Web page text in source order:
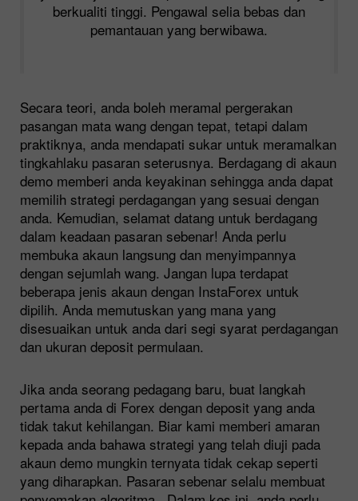
berkualiti tinggi. Pengawal selia bebas dan
pemantauan yang berwibawa.
Secara teori, anda boleh meramal pergerakan
pasangan mata wang dengan tepat, tetapi dalam
praktiknya, anda mendapati sukar untuk meramalkan
tingkahlaku pasaran seterusnya. Berdagang di akaun
demo memberi anda keyakinan sehingga anda dapat
memilih strategi perdagangan yang sesuai dengan
anda. Kemudian, selamat datang untuk berdagang
dalam keadaan pasaran sebenar! Anda perlu
membuka akaun langsung dan menyimpannya
dengan sejumlah wang. Jangan lupa terdapat
beberapa jenis akaun dengan InstaForex untuk
dipilih. Anda memutuskan yang mana yang
disesuaikan untuk anda dari segi syarat perdagangan
dan ukuran deposit permulaan.
Jika anda seorang pedagang baru, buat langkah
pertama anda di Forex dengan deposit yang anda
tidak takut kehilangan. Biar kami memberi amaran
kepada anda bahawa strategi yang telah diuji pada
akaun demo mungkin ternyata tidak cekap seperti
yang diharapkan. Pasaran sebenar selalu membuat